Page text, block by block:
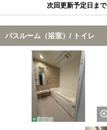
次回更新予定日まで
バスルーム（浴室）/ トイレ